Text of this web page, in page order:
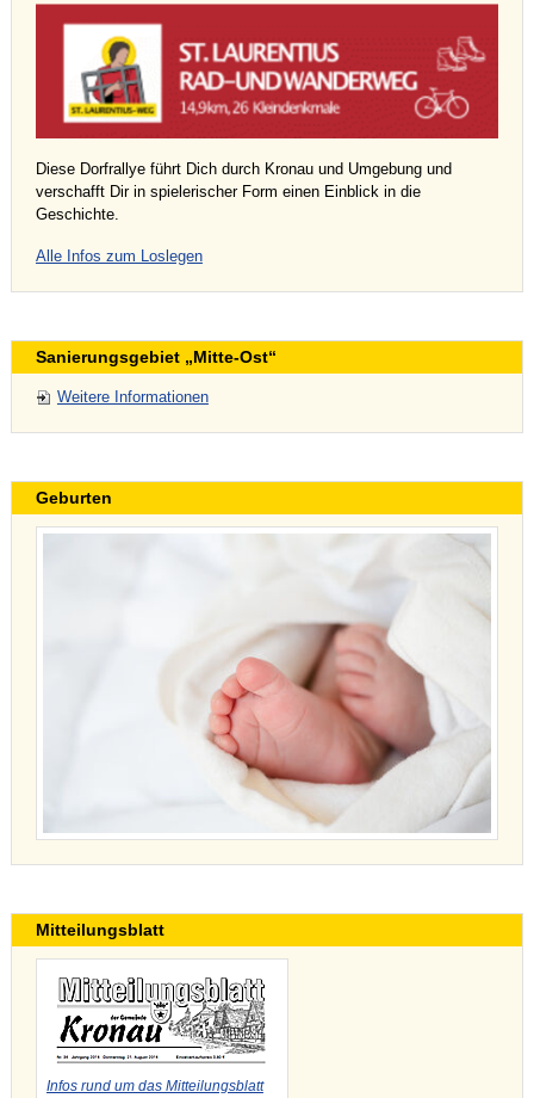
Diese Dorfrallye führt Dich durch Kronau und Umgebung und
verschafft Dir in spielerischer Form einen Einblick in die
Geschichte.
Alle Infos zum Loslegen
Sanierungsgebiet „Mitte-Ost“
Weitere Informationen
Geburten
Mitteilungsblatt
Infos rund um das Mitteilungsblatt